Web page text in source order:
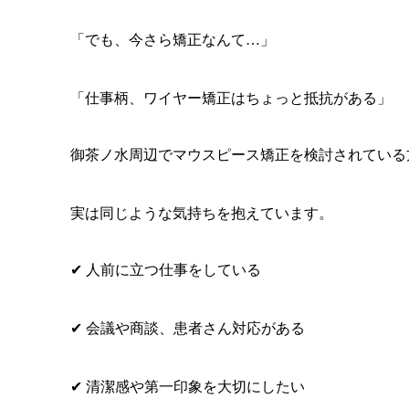
「でも、今さら矯正なんて…」
「仕事柄、ワイヤー矯正はちょっと抵抗がある」
御茶ノ水周辺でマウスピース矯正を検討されている
実は同じような気持ちを抱えています。
✔ 人前に立つ仕事をしている
✔ 会議や商談、患者さん対応がある
✔ 清潔感や第一印象を大切にしたい